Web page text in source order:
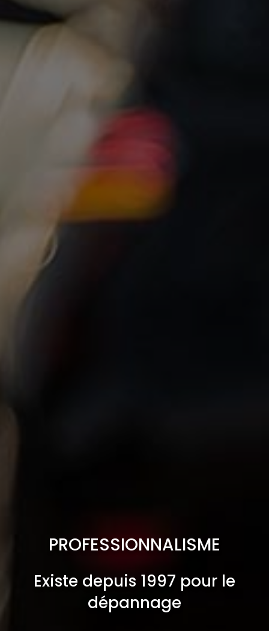
PROFESSIONNALISME
Existe depuis 1997 pour le
dépannage